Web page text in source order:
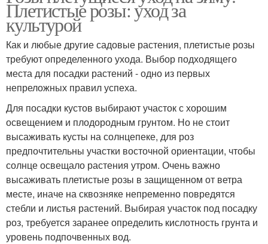
Плетистые розы: уход за
культурой
Как и любые другие садовые растения, плетистые розы
требуют определенного ухода. Выбор подходящего
места для посадки растений - одно из первых
непреложных правил успеха.
Для посадки кустов выбирают участок с хорошим
освещением и плодородным грунтом. Но не стоит
высаживать кусты на солнцепеке, для роз
предпочтительны участки восточной ориентации, чтобы
солнце освещало растения утром. Очень важно
высаживать плетистые розы в защищенном от ветра
месте, иначе на сквозняке непременно повредятся
стебли и листья растений. Выбирая участок под посадку
роз, требуется заранее определить кислотность грунта и
уровень подпочвенных вод.